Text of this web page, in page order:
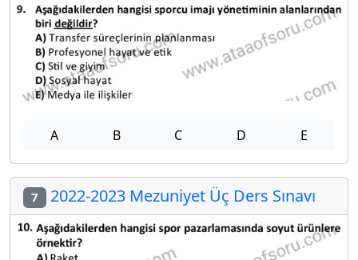
A B C D E
7 2022-2023 Mezuniyet Üç Ders Sınavı